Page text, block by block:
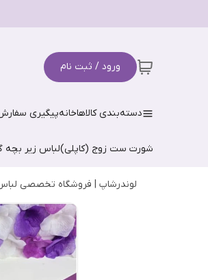
ورود / ثبت نام
دسته‌بندی کالاهاخانهپیگیری
شورت ست زوج (کاپلی)لباس زیر بچه
لوندرشاپ | فروشگاه تخصصی لباس